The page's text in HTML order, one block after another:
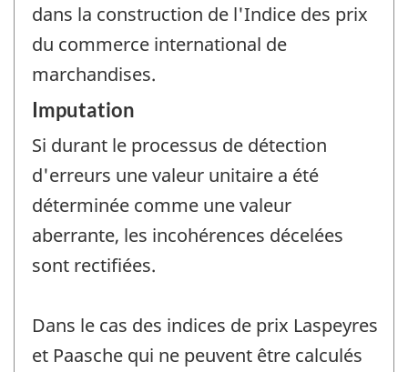
dans la construction de l'Indice des prix
du commerce international de
marchandises.
Imputation
Si durant le processus de détection
d'erreurs une valeur unitaire a été
déterminée comme une valeur
aberrante, les incohérences décelées
sont rectifiées.
Dans le cas des indices de prix Laspeyres
et Paasche qui ne peuvent être calculés